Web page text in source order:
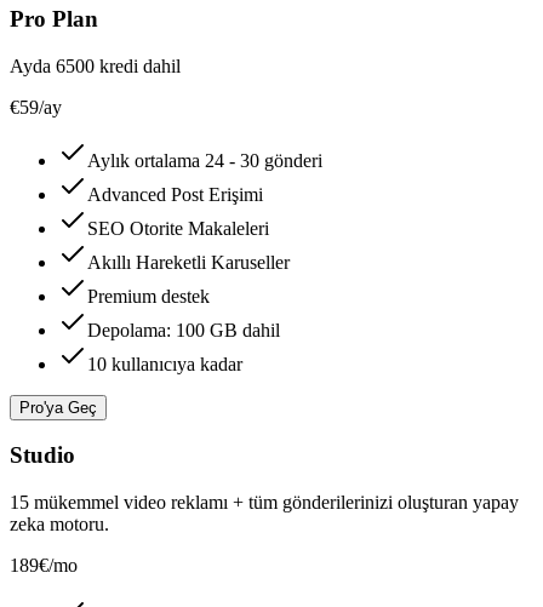
Pro Plan
Ayda 6500 kredi dahil
€59/ay
Aylık ortalama 24 - 30 gönderi
Advanced Post Erişimi
SEO Otorite Makaleleri
Akıllı Hareketli Karuseller
Premium destek
Depolama: 100 GB dahil
10 kullanıcıya kadar
Pro'ya Geç
Studio
15 mükemmel video reklamı + tüm gönderilerinizi oluşturan yapay
zeka motoru.
189€/mo